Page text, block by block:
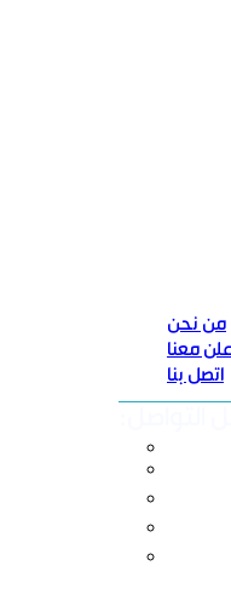
من نحن
معنا
اتصل بنا